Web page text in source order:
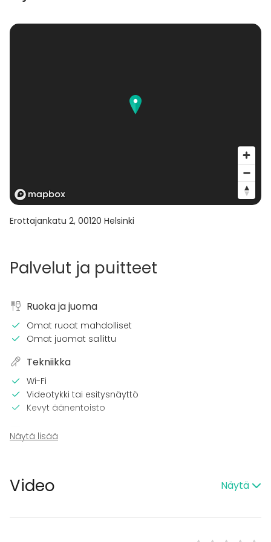
Erottajankatu 2, 00120 Helsinki
Palvelut ja puitteet
Ruoka ja juoma
Omat ruoat mahdolliset
Omat juomat sallittu
Tekniikka
Wi-Fi
Videotykki tai esitysnäyttö
Kevyt äänentoisto
Kalusto
Muistiinpanovälineet
Näytä lisää
Video Näytä